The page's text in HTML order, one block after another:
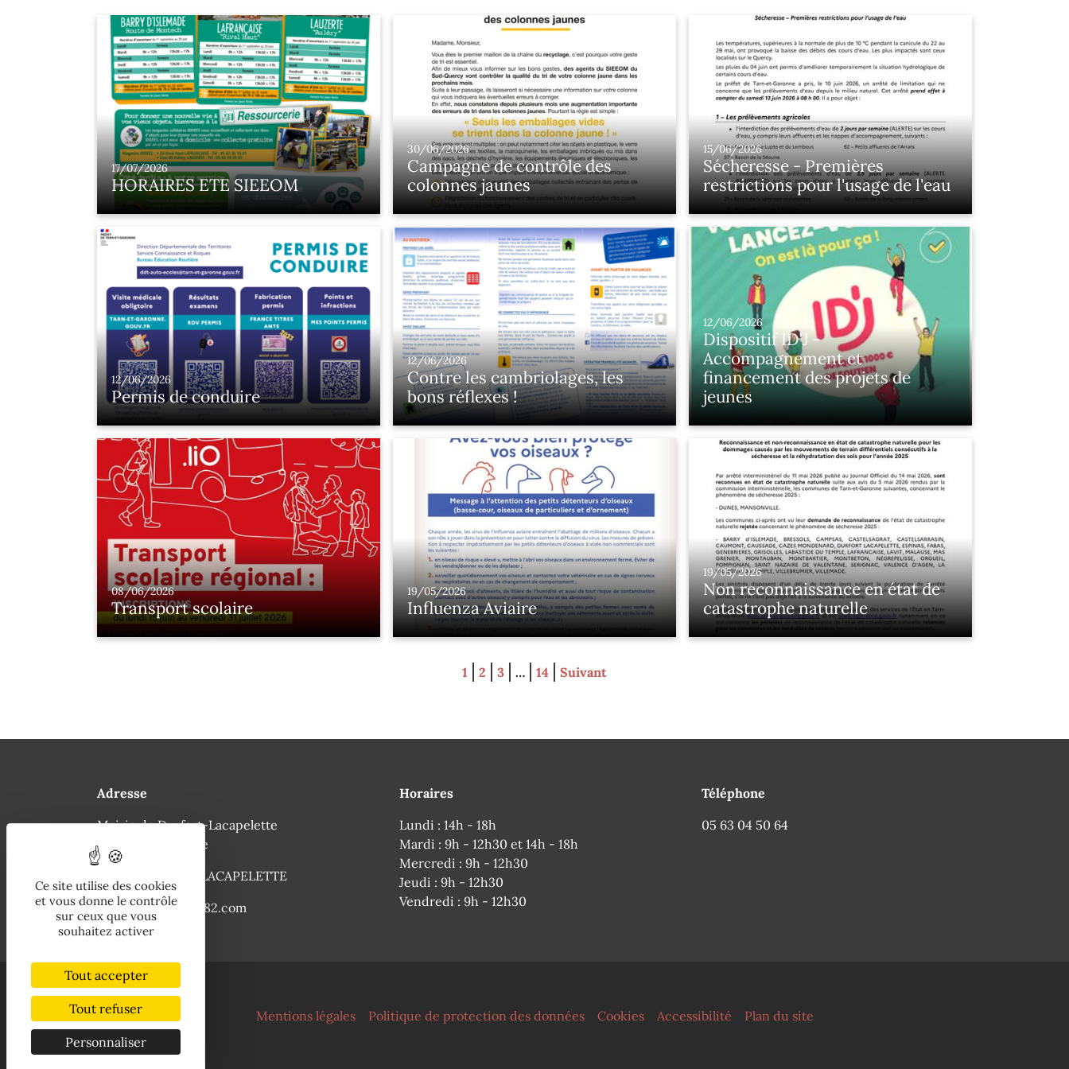
17/07/2026
HORAIRES ETE SIEEOM
Les déchèteries du SIEEOM sont en
horaires d’été du 1er juillet au 31 août. Les
jours restent identiques mais les horaires
des déchèteries sont avancés de 7 h à 14 h
sans interruption.
30/06/2026
Campagne de contrôle des
colonnes jaunes
15/06/2026
Sécheresse - Premières
restrictions pour l'usage de l'eau
12/06/2026
Permis de conduire
12/06/2026
Contre les cambriolages, les
bons réflexes !
12/06/2026
Dispositif ID'J -
Accompagnement et
financement des projets de
jeunes
08/06/2026
Transport scolaire
Les élèves doivent obligatoirement
19/05/2026
Influenza Aviaire
19/05/2026
Non reconnaissance en état de
catastrophe naturelle
La commune de Durfort-Lacapelette n'a
1 2 3 … 14 Suivant
Adresse
Mairie de Durfort-Lacapelette
96 rue de la Mairie
82390 DURFORT LACAPELETTE
ville-durfort@info82.com
Horaires
Lundi : 14h - 18h
Mardi : 9h - 12h30 et 14h - 18h
Mercredi : 9h - 12h30
Jeudi : 9h - 12h30
Vendredi : 9h - 12h30
Téléphone
05 63 04 50 64
Mentions légales Politique de protection des données Cookies Accessibilité Plan du site
Ce site utilise des cookies
et vous donne le contrôle
sur ceux que vous
souhaitez activer
Tout accepter
Tout refuser
Personnaliser